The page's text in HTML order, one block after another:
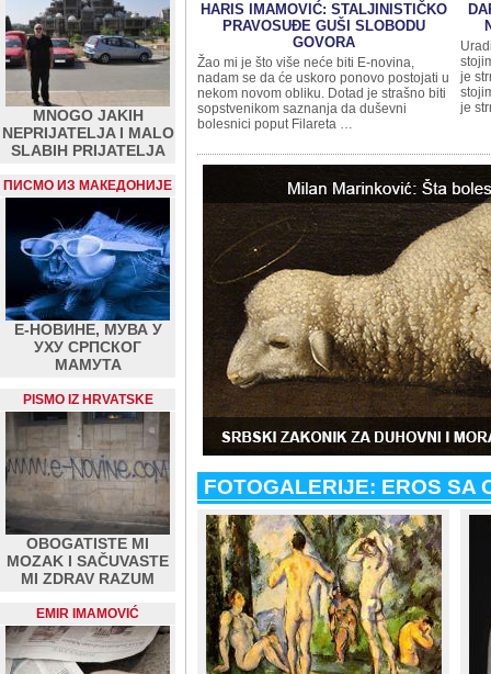
MNOGO JAKIH
NEPRIJATELJA I MALO
SLABIH PRIJATELJA
ПИСМО ИЗ МАКЕДОНИЈЕ
Е-НОВИНЕ, МУВА У
УХУ СРПСКОГ
МАМУТА
PISMO IZ HRVATSKE
OBOGATISTE MI
MOZAK I SAČUVASTE
MI ZDRAV RAZUM
EMIR IMAMOVIĆ
HARIS IMAMOVIĆ: STALJINISTIČKO
PRAVOSUĐE GUŠI SLOBODU
GOVORA
Žao mi je što više neće biti E-novina,
nadam se da će uskoro ponovo postojati u
nekom novom obliku. Dotad je strašno biti
sopstvenikom saznanja da duševni
bolesnici poput Filareta …
je
je
FOTOGALERIJE: EROS SA